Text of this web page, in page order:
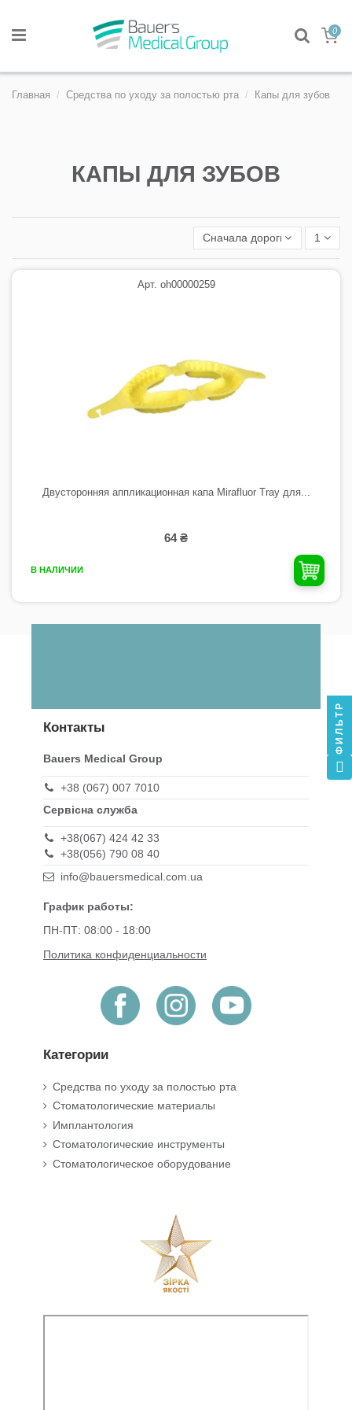
0
Главная Средства по уходу за полостью рта Капы для зубов
КАПЫ ДЛЯ ЗУБОВ
Сначала дорогие 1
Арт. oh00000259
Двусторонняя аппликационная капа Mirafluor Tray для...
64 ₴
В НАЛИЧИИ
Контакты
Bauers Medical Group
+38 (067) 007 7010
Сервісна служба
+38(067) 424 42 33
+38(056) 790 08 40
info@bauersmedical.com.ua
График работы:
ПН-ПТ: 08:00 - 18:00
Политика конфиденциальности
Категории
Средства по уходу за полостью рта
Стоматологические материалы
Имплантология
Стоматологические инструменты
Стоматологическое оборудование
ФИЛЬТР